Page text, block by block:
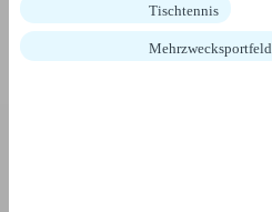
Tischtennis
Mehrzwecksportfeld